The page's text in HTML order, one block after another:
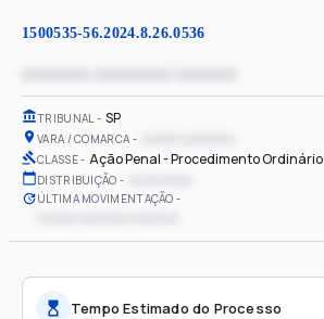
1500535-56.2024.8.26.0536
TRIBUNAL SP
VARA / COMARCA
CLASSE Ação Penal - Procedimento Ordinário
DISTRIBUIÇÃO
ÚLTIMA MOVIMENTAÇÃO
Tempo Estimado do Processo